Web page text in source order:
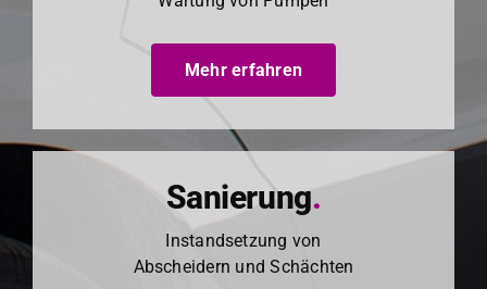
Mehr erfahren
Sanierung.
Instand­set­zung von
Abschei­dern und Schächt­en